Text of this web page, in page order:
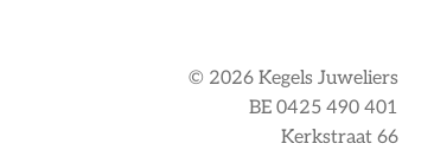
© 2026 Kegels Juweliers
BE 0425 490 401
Kerkstraat 66